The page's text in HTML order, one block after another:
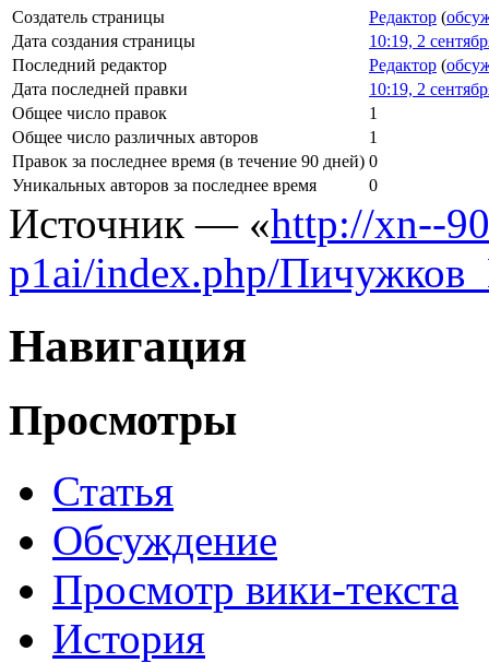
Создатель страницы Редактор (
Дата создания страницы
10:19, 2
Последний редактор
Редактор (
Дата последней правки
10:19, 2
Общее число правок
1
Общее число различных авторов
1
Правок за последнее время (в течение 90 дней) 0
Уникальных авторов за последнее время
0
Источник — «http://xn--
p1ai/index.php/
Навигация
Просмотры
Статья
Обсуждение
Просмотр вики-текста
История